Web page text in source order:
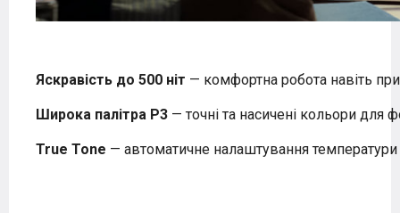
Яскравість до 500 ніт — комфортна робота навіть
Широка палітра P3 — точні та насичені кольори для
True Tone — автоматичне налаштування